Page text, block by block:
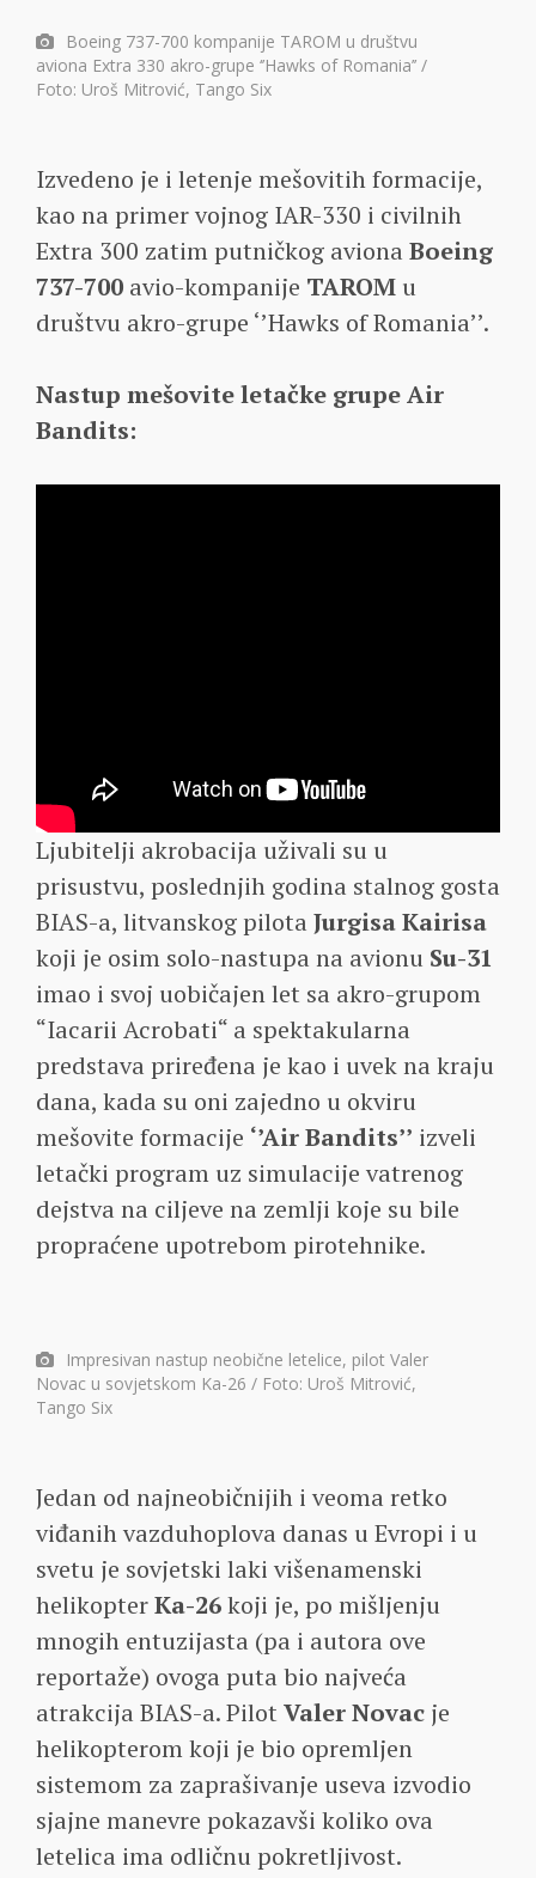
Boeing 737-700 kompanije TAROM u društvu
aviona Extra 330 akro-grupe ‘’Hawks of Romania’’ /
Foto: Uroš Mitrović, Tango Six
Izvedeno je i letenje mešovitih formacije,
kao na primer vojnog IAR-330 i civilnih
Extra 300 zatim putničkog aviona Boeing
737-700 avio-kompanije TAROM u
društvu akro-grupe ‘’Hawks of Romania’’.
Nastup mešovite letačke grupe Air
Bandits:
Ljubitelji akrobacija uživali su u
prisustvu, poslednjih godina stalnog gosta
BIAS-a, litvanskog pilota Jurgisa Kairisa
koji je osim solo-nastupa na avionu Su-31
imao i svoj uobičajen let sa akro-grupom
“Iacarii Acrobati“ a spektakularna
predstava priređena je kao i uvek na kraju
dana, kada su oni zajedno u okviru
mešovite formacije ‘’Air Bandits’’ izveli
letački program uz simulacije vatrenog
dejstva na ciljeve na zemlji koje su bile
propraćene upotrebom pirotehnike.
Impresivan nastup neobične letelice, pilot Valer
Novac u sovjetskom Ka-26 / Foto: Uroš Mitrović,
Tango Six
Jedan od najneobičnijih i veoma retko
viđanih vazduhoplova danas u Evropi i u
svetu je sovjetski laki višenamenski
helikopterKa-26koji je, po mišljenju
mnogih entuzijasta (pa i autora ove
reportaže) ovoga puta bio najveća
atrakcija BIAS-a. Pilot Valer Novac je
helikopterom koji je bio opremljen
sistemom za zaprašivanje useva izvodio
sjajne manevre pokazavši koliko ova
letelica ima odličnu pokretljivost.